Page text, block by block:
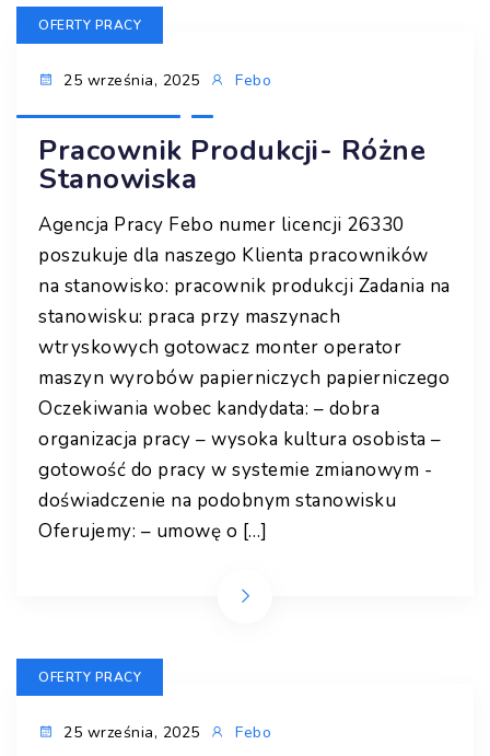
OFERTY PRACY
25 września, 2025 Febo
Pracownik Produkcji- Różne
Stanowiska
Agencja Pracy Febo numer licencji 26330
poszukuje dla naszego Klienta pracowników
na stanowisko: pracownik produkcji Zadania na
stanowisku: praca przy maszynach
wtryskowych gotowacz monter operator
maszyn wyrobów papierniczych papierniczego
Oczekiwania wobec kandydata: – dobra
organizacja pracy – wysoka kultura osobista –
gotowość do pracy w systemie zmianowym -
doświadczenie na podobnym stanowisku
Oferujemy: – umowę o […]
OFERTY PRACY
25 września, 2025 Febo